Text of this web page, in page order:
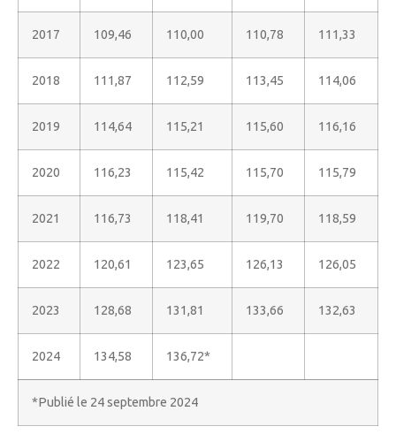
2017 109,46 110,00 110,78 111,33
2018 111,87 112,59 113,45 114,06
2019 114,64 115,21 115,60 116,16
2020 116,23 115,42 115,70 115,79
2021 116,73 118,41 119,70 118,59
2022 120,61 123,65 126,13 126,05
2023 128,68 131,81 133,66 132,63
2024 134,58 136,72*
*Publié le 24 septembre 2024